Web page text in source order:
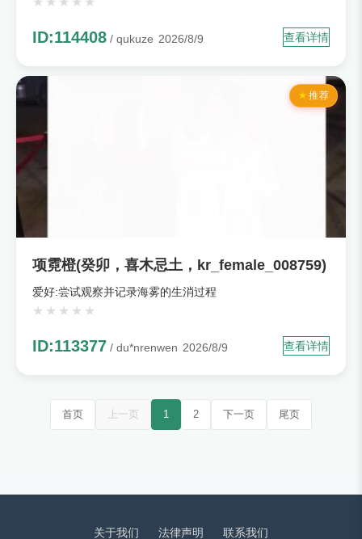
ID:114408 / qukuze 2026/8/9 查看详情
推荐
项霓橙(癸卯，喜木忌土，kr_female_008759)
爱好:尝试观察并记录海雾的生消过程
ID:113377 / du*nrenwen 2026/8/9 查看详情
首页 上一页 1 2 下一页 尾页
关于我们 法律声明 联系我们